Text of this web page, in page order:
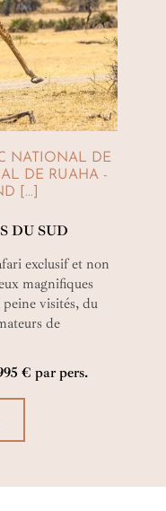
NATIONAL DE
DE RUAHA -
[...]
DU SUD
exclusif et non
magnifiques
visités, du
de
totales et
Et d’îles aux
€ par pers.